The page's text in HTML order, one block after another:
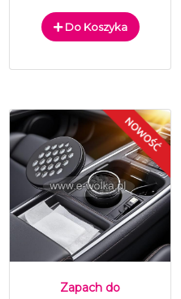
Do Koszyka
Zapach do